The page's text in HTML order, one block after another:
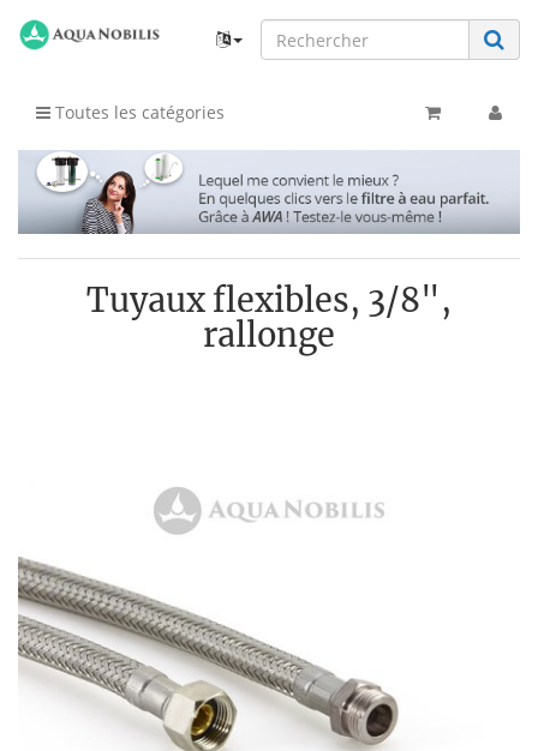
Toutes les catégories
Tuyaux flexibles, 3/8",
rallonge